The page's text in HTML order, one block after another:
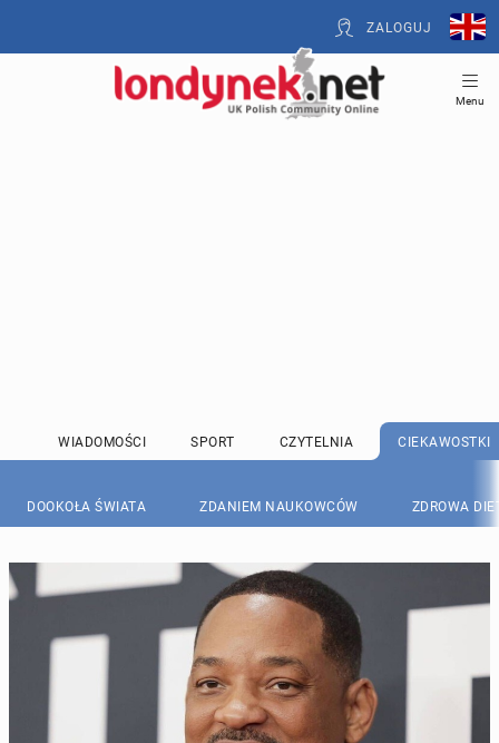
ZALOGUJ
Menu
WIADOMOŚCI SPORT CZYTELNIA CIEKAWOSTKI
DOOKOŁA ŚWIATA ZDANIEM NAUKOWCÓW ZDROWA